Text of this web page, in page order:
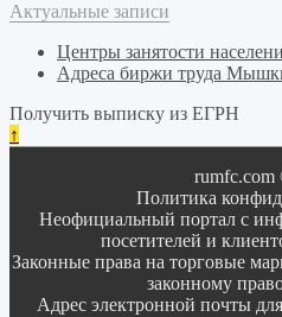
Актуальные записи
Центры занятости
Адреса биржи труда
Получить выписку из ЕГРН
↑
rumfc.com
Политика
Неофициальный портал с
посетителей и
Законные права на торговые
законному
Адрес электронной почты